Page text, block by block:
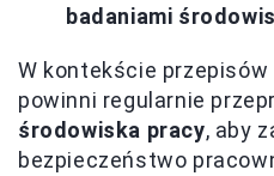
badaniami
W kontekście
powinni regularnie
środowiska pracy, aby
bezpieczeństwo